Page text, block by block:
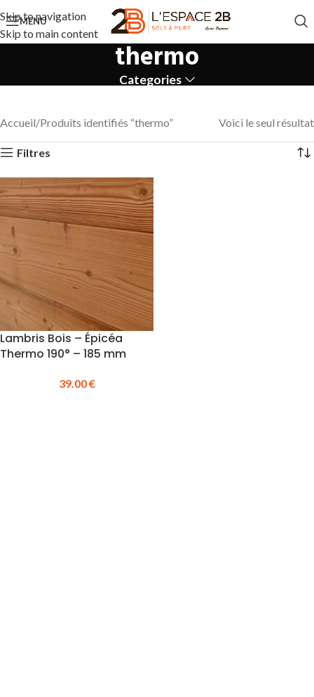
Skip to navigation
Skip to main content
MENU
thermo
Categories
Accueil Produits identifiés “thermo” Voici le seul résultat
Filtres
Lambris Bois – Épicéa
Thermo 190° – 185 mm
39.00€